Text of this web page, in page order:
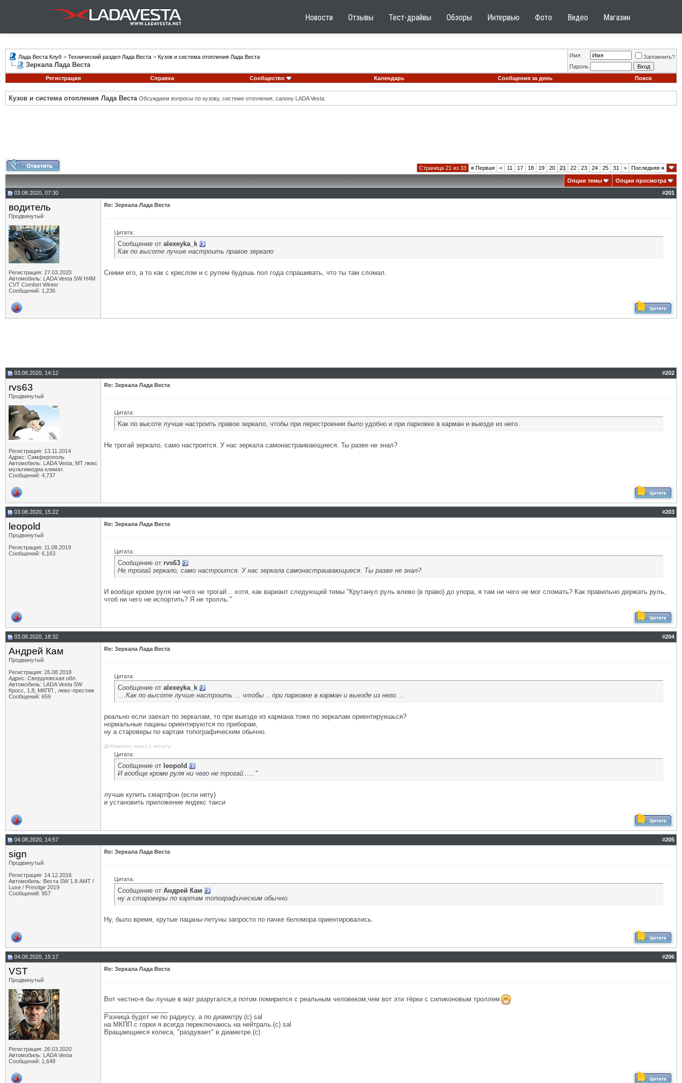
Новости Отзывы Тест-драйвы Обзоры Интервью Фото Видео Магазин
Лада Веста Клуб > Технический раздел Лада Веста > Кузов и система отопления Лада Веста
Зеркала Лада Веста
Имя
Запомнить?
Пароль
Регистрация
Справка Сообщество Календарь Сообщения за день Поиск
Кузов и система отопления Лада Веста Обсуждаем вопросы по кузову, системе отопления, салону LADA Vesta.
Страница 21 из 33 « Первая < 11 17 18 19 20 21 22 23 24 25 31 > Последняя »
Опции темы
Опции просмотра
03.08.2020, 07:30
#201
водитель
Продвинутый
Регистрация: 27.03.2020
Автомобиль: LADA Vesta SW H4M
CVT Comfort Winter
Сообщений: 1,236
Re: Зеркала Лада Веста
Цитата:
Сообщение от alexeyka_k
Как по высоте лучше настроить правое зеркало
Сними его, а то как с креслом и с рулем будешь пол года спрашивать, что ты там сломал.
03.08.2020, 14:12 #202
rvs63
Продвинутый
Регистрация: 13.11.2014
Адрес: Симферополь
Автомобиль: LADA Vesta, МТ люкс
мультимедиа климат.
Сообщений: 4,737
Re: Зеркала Лада Веста
Цитата:
Как по высоте лучше настроить правое зеркало, чтобы при перестроении было удобно и при парковке в карман и выезде из него.
Не трогай зеркало, само настроится. У нас зеркала самонастраивающиеся. Ты разве не знал?
03.08.2020, 15:22 #203
leopold
Продвинутый
Регистрация: 11.08.2019
Сообщений: 6,163
Re: Зеркала Лада Веста
Цитата:
Сообщение от rvs63
Не трогай зеркало, само настроится. У нас зеркала самонастраивающиеся. Ты разве не знал?
И вообще кроме руля ни чего не трогай... хотя, как вариант следующей темы "Крутанул руль влево (в право) до упора, я там ни чего не мог сломать? Как правильно держать руль,
чтоб ни чего не испортить? Я не тролль."
03.08.2020, 18:32 #204
Андрей Кам
Продвинутый
Регистрация: 26.08.2018
Адрес: Свердловская обл.
Автомобиль: LADA Vesta SW
Кросс, 1,8, МКПП , люкс-престиж
Сообщений: 659
Re: Зеркала Лада Веста
Цитата:
Сообщение от alexeyka_k
....Как по высоте лучше настроить ... чтобы .. при парковке в карман и выезде из него. ..
реально если заехал по зеркалам, то при выезде из кармана тоже по зеркалам ориентируешься?
нормальные пацаны ориентируются по приборам,
ну а староверы по картам топографическим обычно.
Добавлено через 1 минуту
Цитата:
Сообщение от leopold
И вообще кроме руля ни чего не трогай......"
лучше купить смартфон (если нету)
и установить приложение яндекс такси
04.08.2020, 14:57 #205
sign
Продвинутый
Регистрация: 14.12.2016
Автомобиль: Веста SW 1.8 АМТ /
Luxe / Prestige 2019
Сообщений: 957
Re: Зеркала Лада Веста
Цитата:
Сообщение от Андрей Кам
ну а староверы по картам топографическим обычно.
Ну, было время, крутые пацаны-летуны запросто по пачке беломора ориентировались.
04.08.2020, 15:17 #206
VST
Продвинутый
Регистрация: 26.03.2020
Автомобиль: LADA Vesta
Сообщений: 1,648
Re: Зеркала Лада Веста
Вот честно-я бы лучше в мат разругался,а потом помирился с реальным человеком,чем вот эти тёрки с силиконовым троллем
Разница будет не по радиусу, а по диаметру.(с) sal
на МКПП с горки я всегда переключаюсь на нейтраль.(с) sal
Вращающиеся колеса, "раздувает" в диаметре.(с)